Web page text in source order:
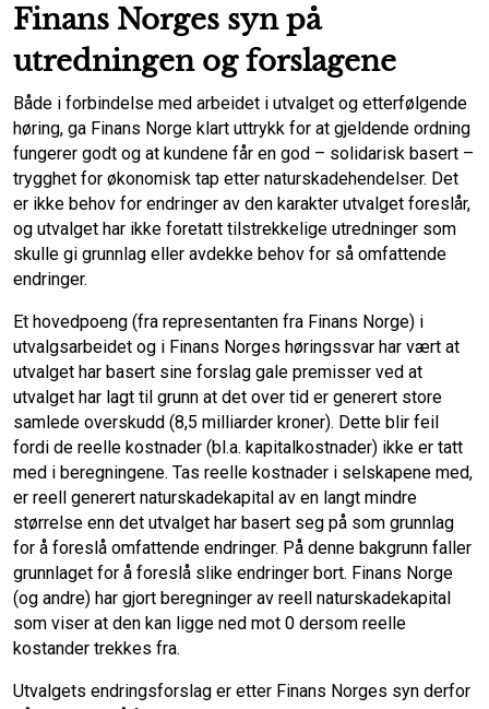
Finans Norges syn på
utredningen og forslagene
Både i forbindelse med arbeidet i utvalget og etterfølgende
høring, ga Finans Norge klart uttrykk for at gjeldende ordning
fungerer godt og at kundene får en god – solidarisk basert –
trygghet for økonomisk tap etter naturskadehendelser. Det
er ikke behov for endringer av den karakter utvalget foreslår,
og utvalget har ikke foretatt tilstrekkelige utredninger som
skulle gi grunnlag eller avdekke behov for så omfattende
endringer.
Et hovedpoeng (fra representanten fra Finans Norge) i
utvalgsarbeidet og i Finans Norges høringssvar har vært at
utvalget har basert sine forslag gale premisser ved at
utvalget har lagt til grunn at det over tid er generert store
samlede overskudd (8,5 milliarder kroner). Dette blir feil
fordi de reelle kostnader (bl.a. kapitalkostnader) ikke er tatt
med i beregningene. Tas reelle kostnader i selskapene med,
er reell generert naturskadekapital av en langt mindre
størrelse enn det utvalget har basert seg på som grunnlag
for å foreslå omfattende endringer. På denne bakgrunn faller
grunnlaget for å foreslå slike endringer bort. Finans Norge
(og andre) har gjort beregninger av reell naturskadekapital
som viser at den kan ligge ned mot 0 dersom reelle
kostander trekkes fra.
Utvalgets endringsforslag er etter Finans Norges syn derfor